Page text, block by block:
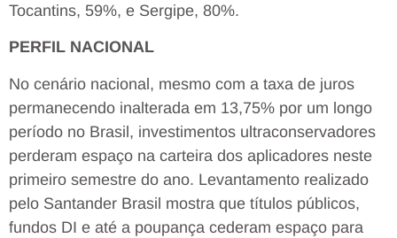
Tocantins, 59%, e Sergipe, 80%.
PERFIL NACIONAL
No cenário nacional, mesmo com a taxa de juros
permanecendo inalterada em 13,75% por um longo
período no Brasil, investimentos ultraconservadores
perderam espaço na carteira dos aplicadores neste
primeiro semestre do ano. Levantamento realizado
pelo Santander Brasil mostra que títulos públicos,
fundos DI e até a poupança cederam espaço para